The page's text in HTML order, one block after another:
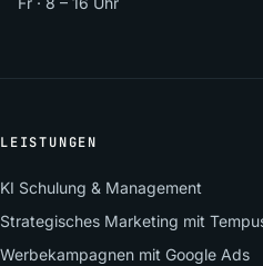
LEISTUNGEN
KI Schulung & Management
Strategisches Marketing mit
Werbekampagnen mit Google Ads